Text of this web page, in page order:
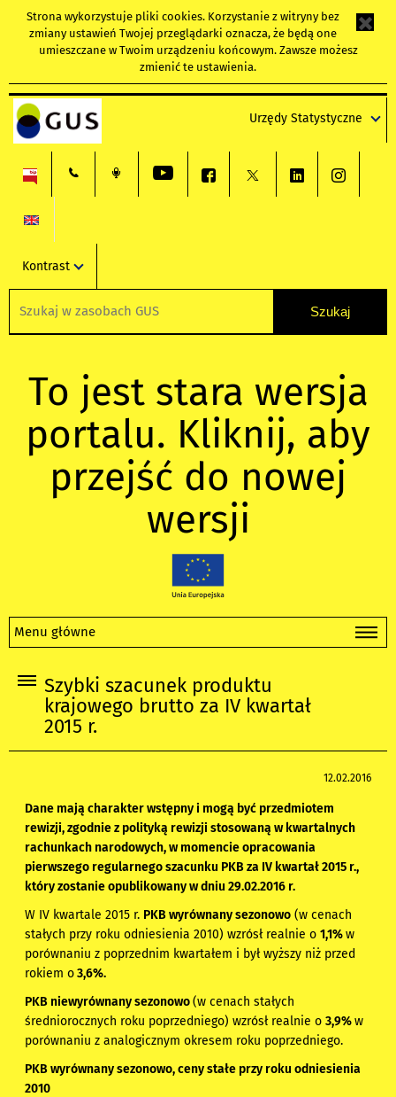
Strona wykorzystuje pliki cookies. Korzystanie z witryny bez
zmiany ustawień Twojej przeglądarki oznacza, że będą one
umieszczane w Twoim urządzeniu końcowym. Zawsze możesz
zmienić te ustawienia.
Urzędy Statystyczne
Kontrast
To jest stara wersja
portalu. Kliknij, aby
przejść do nowej
wersji
Menu główne
Szybki szacunek produktu
krajowego brutto za IV kwartał
2015 r.
12.02.2016
Dane mają charakter wstępny i mogą być przedmiotem
rewizji, zgodnie z polityką rewizji stosowaną w kwartalnych
rachunkach narodowych, w momencie opracowania
pierwszego regularnego szacunku PKB za IV kwartał 2015 r.,
który zostanie opublikowany w dniu 29.02.2016 r.
W IV kwartale 2015 r. PKB wyrównany sezonowo (w cenach
stałych przy roku odniesienia 2010) wzrósł realnie o1,1%w
porównaniu z poprzednim kwartałem i był wyższy niż przed
rokiem o3,6%.
PKB niewyrównany sezonowo(w cenach stałych
średniorocznych roku poprzedniego) wzrósł realnie o3,9%w
porównaniu z analogicznym okresem roku poprzedniego.
PKB wyrównany sezonowo, ceny stałe przy roku odniesienia
2010